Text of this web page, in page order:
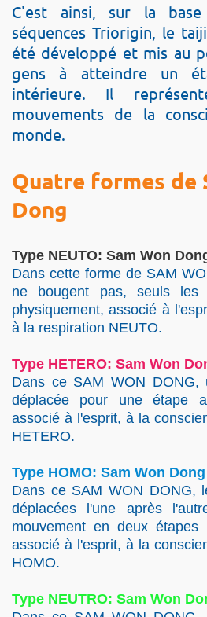
C'est ainsi, sur la
séquences Triorigin, le
été développé et mis au
gens à atteindre un
intérieure. Il
mouvements de la
monde.
Quatre formes de
Dong
Type NEUTO: Sam Won
Dans cette forme de SAM
ne bougent pas, seuls les
physiquement, associé à
à la respiration NEUTO.
Type HETERO: Sam Won
Dans ce SAM WON DONG,
déplacée pour une étape
associé à l'esprit, à la
HETERO.
Type HOMO: Sam Won
Dans ce SAM WON DONG,
déplacées l'une après
mouvement en deux
associé à l'esprit, à la
HOMO.
Type NEUTRO: Sam Won